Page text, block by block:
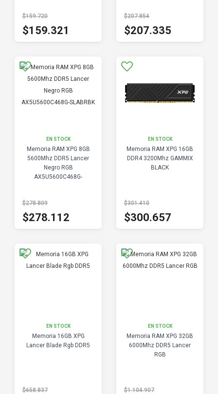
$159.720
$159.321
$207.854
$207.335
EN STOCK
Memoria RAM XPG 8GB
5600Mhz DDR5 Lancer
Negro RGB
AX5U5600C468G-
$278.809
$278.112
EN STOCK
Memoria RAM XPG 16GB
DDR4 3200Mhz GAMMIX
BLACK
$301.410
$300.657
EN STOCK
Memoria 16GB XPG
Lancer Blade Rgb DDR5
$658.837
EN STOCK
Memoria RAM XPG 32GB
6000Mhz DDR5 Lancer
RGB
$1.104.907